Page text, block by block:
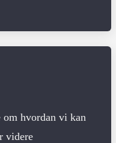
om hvordan vi kan
videre